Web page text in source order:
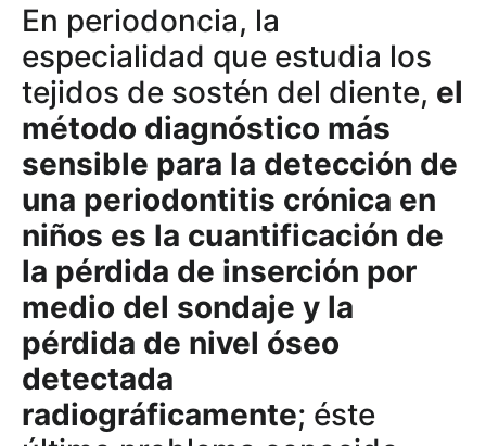
En periodoncia, la
especialidad que estudia los
tejidos de sostén del diente, el
método diagnóstico más
sensible para la detección de
una periodontitis crónica en
niños es la cuantificación de
la pérdida de inserción por
medio del sondaje y la
pérdida de nivel óseo
detectada
radiográficamente; éste